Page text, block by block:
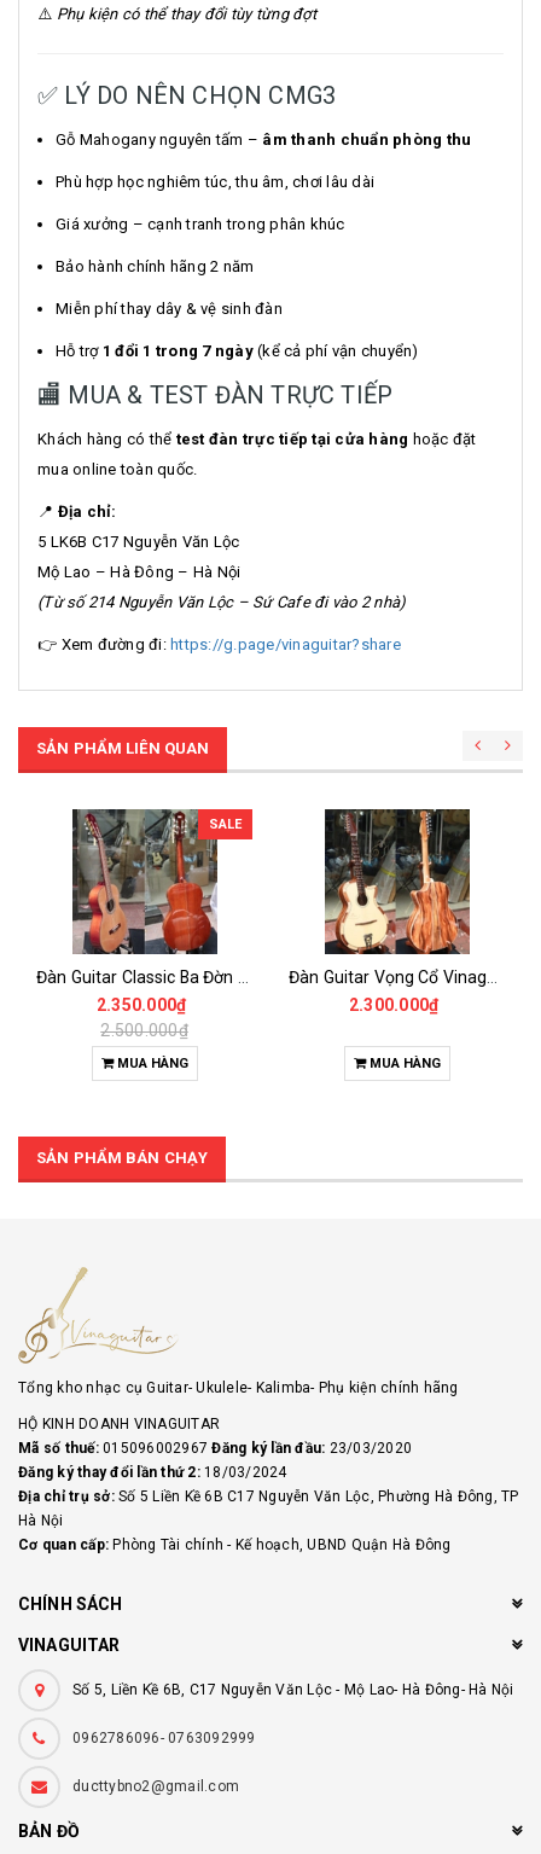
⚠️ Phụ kiện có thể thay đổi tùy từng đợt
✅ LÝ DO NÊN CHỌN CMG3
Gỗ Mahogany nguyên tấm – âm thanh chuẩn phòng thu
Phù hợp học nghiêm túc, thu âm, chơi lâu dài
Giá xưởng – cạnh tranh trong phân khúc
Bảo hành chính hãng 2 năm
Miễn phí thay dây & vệ sinh đàn
Hỗ trợ 1 đổi 1 trong 7 ngày(kể cả phí vận chuyển)
🏬 MUA & TEST ĐÀN TRỰC TIẾP
Khách hàng có thể test đàn trực tiếp tại cửa hàng hoặc đặt
mua online toàn quốc.
📍 Địa chỉ:
5 LK6B C17 Nguyễn Văn Lộc
Mộ Lao – Hà Đông – Hà Nội
(Từ số 214 Nguyễn Văn Lộc – Sứ Cafe đi vào 2 nhà)
👉 Xem đường đi: https://g.page/vinaguitar?share
SẢN PHẨM LIÊN QUAN
SALE
2.350.000₫
2.500.000₫
MUA HÀNG
2.300.000₫
MUA HÀNG
SẢN PHẨM BÁN CHẠY
Tổng kho nhạc cụ Guitar- Ukulele- Kalimba- Phụ kiện chính hãng
HỘ KINH DOANH VINAGUITAR
Mã số thuế:015096002967Đăng ký lần đầu: 23/03/2020
Đăng ký thay đổi lần thứ 2:18/03/2024
Địa chỉ trụ sở:Số 5 Liền Kề 6B C17 Nguyễn Văn Lộc, Phường Hà Đông, TP
Hà Nội
Cơ quan cấp: Phòng Tài chính - Kế hoạch, UBND Quận Hà Đông
CHÍNH SÁCH
VINAGUITAR
Số 5, Liền Kề 6B, C17 Nguyễn Văn Lộc - Mộ Lao- Hà Đông- Hà Nội
0962786096- 0763092999
ducttybno2@gmail.com
BẢN ĐỒ